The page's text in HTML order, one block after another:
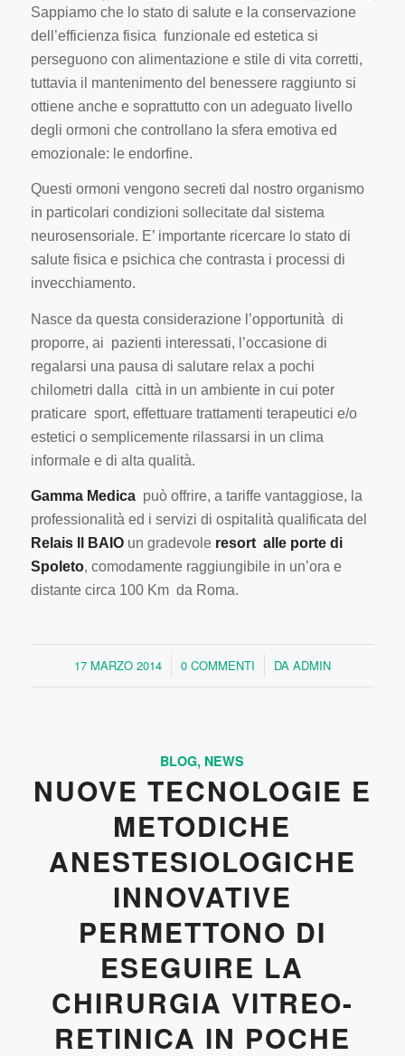
Sappiamo che lo stato di salute e la conservazione
dell’efficienza fisica funzionale ed estetica si
perseguono con alimentazione e stile di vita corretti,
tuttavia il mantenimento del benessere raggiunto si
ottiene anche e soprattutto con un adeguato livello
degli ormoni che controllano la sfera emotiva ed
emozionale: le endorfine.
Questi ormoni vengono secreti dal nostro organismo
in particolari condizioni sollecitate dal sistema
neurosensoriale. E’ importante ricercare lo stato di
salute fisica e psichica che contrasta i processi di
invecchiamento.
Nasce da questa considerazione l’opportunità di
proporre, ai pazienti interessati, l’occasione di
regalarsi una pausa di salutare relax a pochi
chilometri dalla città in un ambiente in cui poter
praticare sport, effettuare trattamenti terapeutici e/o
estetici o semplicemente rilassarsi in un clima
informale e di alta qualità.
Gamma Medicapuò offrire, a tariffe vantaggiose, la
professionalità ed i servizi di ospitalità qualificata del
Relais
BAIOun gradevole resort alle porte di
Spoleto, comodamente raggiungibile in un’ora e
distante circa 100 Km da Roma.
17 MARZO 2014
/ 0 COMMENTI
/ DA ADMIN
BLOG, NEWS
NUOVE TECNOLOGIE E
METODICHE
ANESTESIOLOGICHE
INNOVATIVE
PERMETTONO DI
ESEGUIRE LA
CHIRURGIA VITREO-
RETINICA IN POCHE